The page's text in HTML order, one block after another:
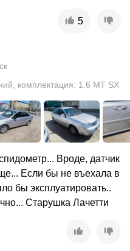
5
комплектация: 1.6 MT SX
Вроде, датчик
Если бы не въехала в
бы эксплуатировать..
Старушка Лачетти